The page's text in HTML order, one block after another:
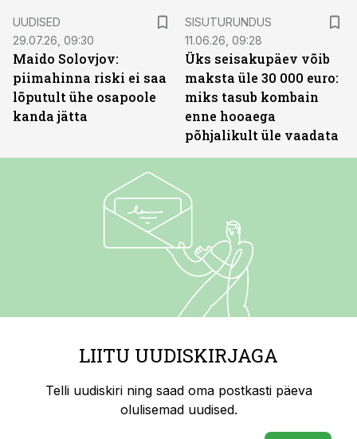
UUDISED
29.07.26, 09:30
Maido Solovjov:
piimahinna riski ei saa
lõputult ühe osapoole
kanda jätta
SISUTURUNDUS
11.06.26, 09:28
Üks seisakupäev võib
maksta üle 30 000 euro:
miks tasub kombain
enne hooaega
põhjalikult üle vaadata
LIITU UUDISKIRJAGA
Telli uudiskiri ning saad oma postkasti päeva
olulisemad uudised.